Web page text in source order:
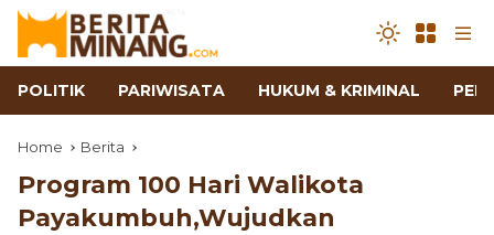
POLITIK PARIWISATA HUKUM & KRIMINAL
Home Berita
Program 100 Hari Walikota
Payakumbuh,Wujudkan